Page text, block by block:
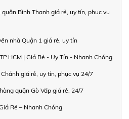
Bình Thạnh giá rẻ, uy tín, phục vụ
nhà Quận 1 giá rẻ, uy tín
| Giá Rẻ - Uy Tín - Nhanh Chóng
giá rẻ, uy tín, phục vụ 24/7
quận Gò Vấp giá rẻ, 24/7
Rẻ – Nhanh Chóng